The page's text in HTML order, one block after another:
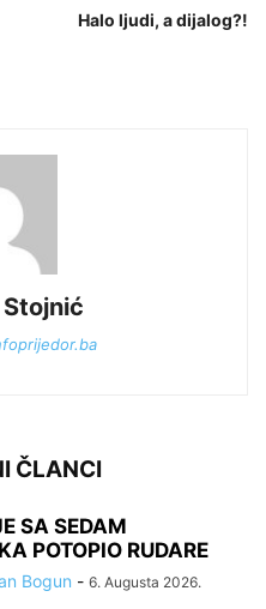
Halo ljudi, a dijalog?!
ČLANCI
SA SEDAM
POTOPIO RUDARE
Bogun - 6. Augusta 2026.